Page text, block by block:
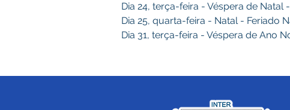
Dia 24, terça-feira - Véspera de
Dia 25, quarta-feira - Natal - Feriado
Dia 31, terça-feira - Véspera de Ano